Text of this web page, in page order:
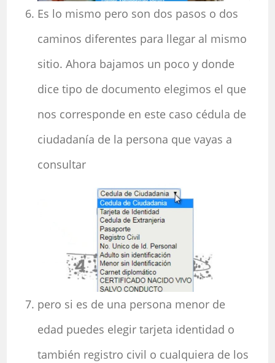
Es lo mismo pero son dos pasos o dos
caminos diferentes para llegar al mismo
sitio. Ahora bajamos un poco y donde
dice tipo de documento elegimos el que
nos corresponde en este caso cédula de
ciudadanía de la persona que vayas a
consultar
pero si es de una persona menor de
edad puedes elegir tarjeta identidad o
también registro civil o cualquiera de los